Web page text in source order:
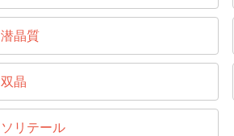
潜晶質
双晶
ソリテール